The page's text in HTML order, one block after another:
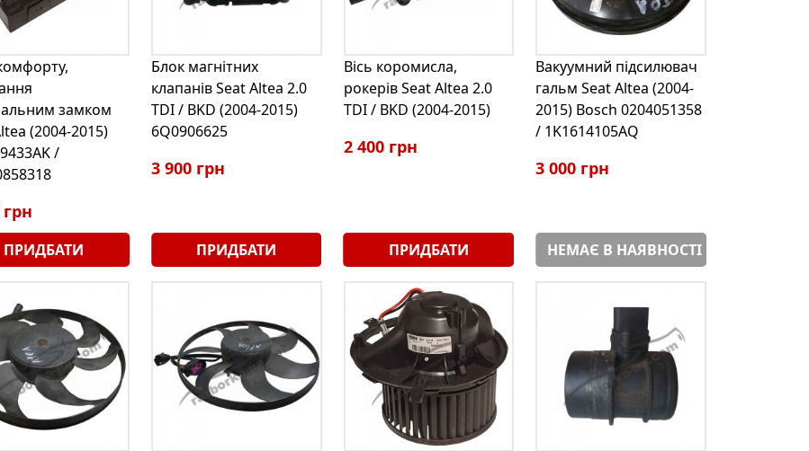
замком
(2004-2015)
/
грн
ПРИДБАТИ
Блок магнітних
клапанів Seat Altea 2.0
TDI / BKD (2004-2015)
6Q0906625
3 900 грн
ПРИДБАТИ
Вісь коромисла,
рокерів Seat Altea 2.0
TDI / BKD (2004-2015)
2 400 грн
ПРИДБАТИ
Вакуумний підсилювач
гальм Seat Altea (2004-
2015) Bosch 0204051358
/ 1K1614105AQ
3 000 грн
НЕМАЄ В НАЯВНОСТІ